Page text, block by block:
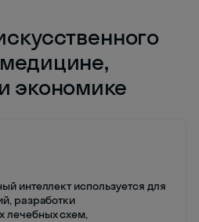
экономике
интеллект используется для
разработки
лечебных схем,